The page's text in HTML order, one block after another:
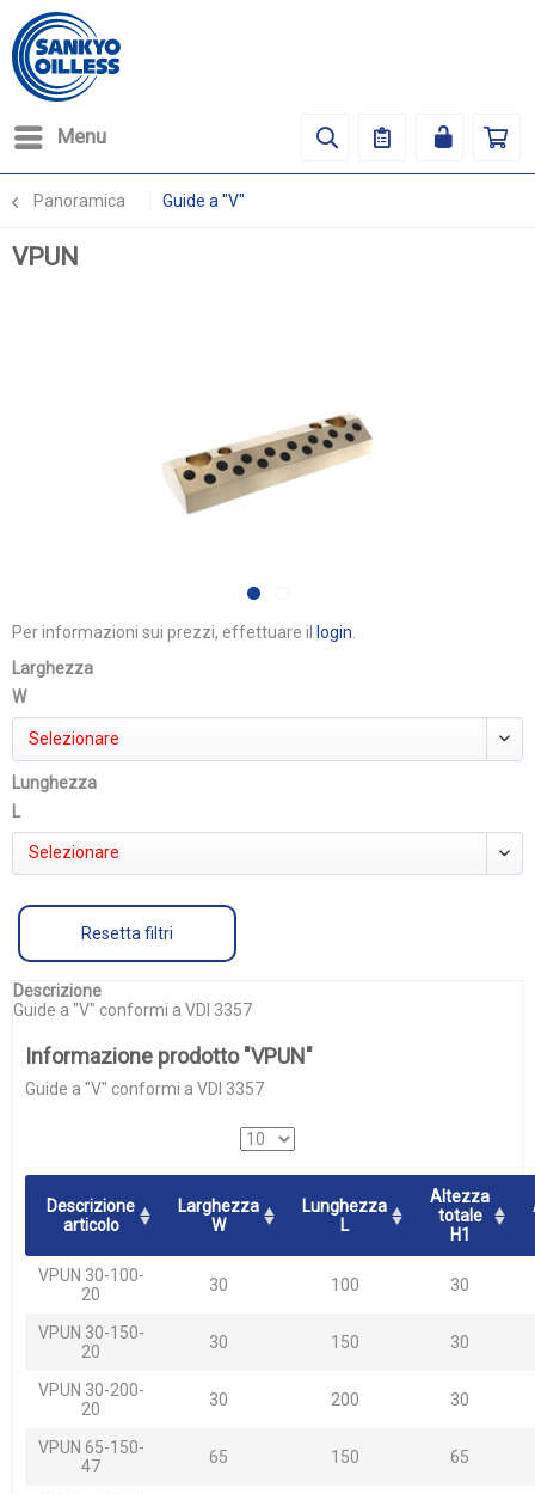
Menu
Panoramica Guide a "V"
VPUN
Per informazioni sui prezzi, effettuare il login
Larghezza
W
Selezionare
Lunghezza
L
Selezionare
Resetta filtri
Descrizione
Guide a "V" conformi a VDI 3357
Informazione prodotto "VPUN"
Guide a "V" conformi a VDI 3357
Descrizione
articolo
Larghezza
W
Lunghezza
L
Altezza
totale
H1
VPUN 30-100-
20
30 100 30
VPUN 30-150-
20
30 150 30
VPUN 30-200-
20
30 200 30
VPUN 65-150-
47
65 150 65